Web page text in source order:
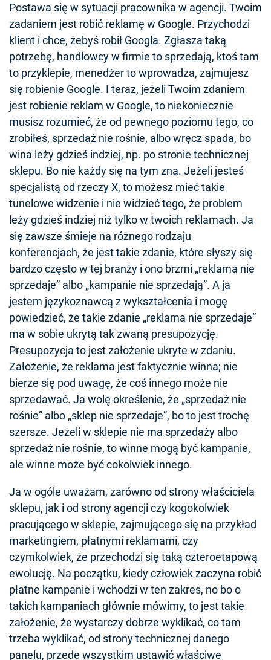
Postawa się w sytuacji pracownika w agencji. Twoim
zadaniem jest robić reklamę w Google. Przychodzi
klient i chce, żebyś robił Googla. Zgłasza taką
potrzebę, handlowcy w firmie to sprzedają, ktoś tam
to przyklepie, menedżer to wprowadza, zajmujesz
się robienie Google. I teraz, jeżeli Twoim zdaniem
jest robienie reklam w Google, to niekoniecznie
musisz rozumieć, że od pewnego poziomu tego, co
zrobiłeś, sprzedaż nie rośnie, albo wręcz spada, bo
wina leży gdzieś indziej, np. po stronie technicznej
sklepu. Bo nie każdy się na tym zna. Jeżeli jesteś
specjalistą od rzeczy X, to możesz mieć takie
tunelowe widzenie i nie widzieć tego, że problem
leży gdzieś indziej niż tylko w twoich reklamach. Ja
się zawsze śmieje na różnego rodzaju
konferencjach, że jest takie zdanie, które słyszy się
bardzo często w tej branży i ono brzmi „reklama nie
sprzedaje” albo „kampanie nie sprzedają”. A ja
jestem językoznawcą z wykształcenia i mogę
powiedzieć, że takie zdanie „reklama nie sprzedaje”
ma w sobie ukrytą tak zwaną presupozycję.
Presupozycja to jest założenie ukryte w zdaniu.
Założenie, że reklama jest faktycznie winna; nie
bierze się pod uwagę, że coś innego może nie
sprzedawać. Ja wolę określenie, że „sprzedaż nie
rośnie” albo „sklep nie sprzedaje”, bo to jest trochę
szersze. Jeżeli w sklepie nie ma sprzedaży albo
sprzedaż nie rośnie, to winne mogą być kampanie,
ale winne może być cokolwiek innego.
Ja w ogóle uważam, zarówno od strony właściciela
sklepu, jak i od strony agencji czy kogokolwiek
pracującego w sklepie, zajmującego się na przykład
marketingiem, płatnymi reklamami, czy
czymkolwiek, że przechodzi się taką czteroetapową
ewolucję. Na początku, kiedy człowiek zaczyna robić
płatne kampanie i wchodzi w ten zakres, no bo o
takich kampaniach głównie mówimy, to jest takie
założenie, że wystarczy dobrze wyklikać, co tam
trzeba wyklikać, od strony technicznej danego
panelu, przede wszystkim ustawić właściwe